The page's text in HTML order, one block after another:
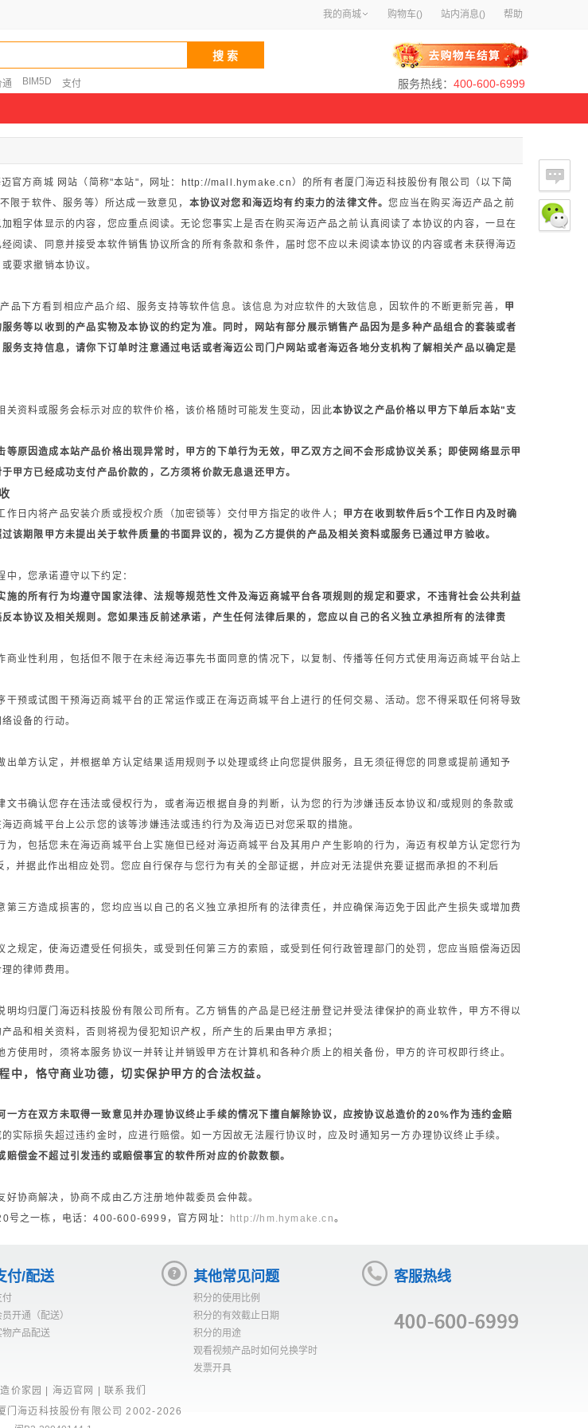
帮助
站内消息()
购物车()
我的商城
通 BIM5D 支付 服务热线： 400-600-6999
官方商城 网站（简称"本站"，网址：http://mall.hymake.cn）的所有者厦门海迈科技股份有限公司（以下简
限于软件、服务等）所达成一致意见， 本协议对您和海迈均有约束力的法律文件。您应当在购买海迈产品之前
粗字体显示的内容，您应重点阅读。无论您事实上是否在购买海迈产品之前认真阅读了本协议的内容，一旦在
阅读、同意并接受本软件销售协议所含的所有条款和条件，届时您不应以未阅读本协议的内容或者未获得海迈
要求撤销本协议。
品下方看到相应产品介绍、服务支持等软件信息。该信息为对应软件的大致信息，因软件的不断更新完善， 甲
务等以收到的产品实物及本协议的约定为准。同时，网站有部分展示销售产品因为是多种产品组合的套装或者
务支持信息，请你下订单时注意通过电话或者海迈公司门户网站或者海迈各地分支机构了解相关产品以确定是
关资料或服务会标示对应的软件价格，该价格随时可能发生变动，因此本协议之产品价格以甲方下单后本站"支
原因造成本站产品价格出现异常时，甲方的下单行为无效，甲乙双方之间不会形成协议关系；即使网络显示甲
甲方已经成功支付产品价款的，乙方须将价款无息退还甲方。
日内将产品安装介质或授权介质（加密锁等）交付甲方指定的收件人； 甲方在收到软件后5个工作日内及时确
该期限甲方未提出关于软件质量的书面异议的，视为乙方提供的产品及相关资料或服务已通过甲方验收。
中，您承诺遵守以下约定：
施的所有行为均遵守国家法律、法规等规范性文件及海迈商城平台各项规则的规定和要求，不违背社会公共利益
本协议及相关规则。您如果违反前述承诺，产生任何法律后果的，您应以自己的名义独立承担所有的法律责
商业性利用，包括但不限于在未经海迈事先书面同意的情况下，以复制、传播等任何方式使用海迈商城平台站上
干预或试图干预海迈商城平台的正常运作或正在海迈商城平台上进行的任何交易、活动。您不得采取任何将导致
设备的行动。
出单方认定，并根据单方认定结果适用规则予以处理或终止向您提供服务，且无须征得您的同意或提前通知予
文书确认您存在违法或侵权行为，或者海迈根据自身的判断，认为您的行为涉嫌违反本协议和/或规则的条款或
迈商城平台上公示您的该等涉嫌违法或违约行为及海迈已对您采取的措施。
为，包括您未在海迈商城平台上实施但已经对海迈商城平台及其用户产生影响的行为，海迈有权单方认定您行为
并据此作出相应处罚。您应自行保存与您行为有关的全部证据，并应对无法提供充要证据而承担的不利后
第三方造成损害的，您均应当以自己的名义独立承担所有的法律责任，并应确保海迈免于因此产生损失或增加费
之规定，使海迈遭受任何损失，或受到任何第三方的索赔，或受到任何行政管理部门的处罚，您应当赔偿海迈因
的律师费用。
明均归厦门海迈科技股份有限公司所有。乙方销售的产品是已经注册登记并受法律保护的商业软件，甲方不得以
品和相关资料，否则将视为侵犯知识产权，所产生的后果由甲方承担；
使用时，须将本服务协议一并转让并销毁甲方在计算机和各种介质上的相关备份，甲方的许可权即行终止。
中，恪守商业功德，切实保护甲方的合法权益。
一方在双方未取得一致意见并办理协议终止手续的情况下擅自解除协议，应按协议总造价的20%作为违约金赔
实际损失超过违约金时，应进行赔偿。如一方因故无法履行协议时，应及时通知另一方办理协议终止手续。
偿金不超过引发违约或赔偿事宜的软件所对应的价款数额。
协商解决，协商不成由乙方注册地仲裁委员会仲裁。
号之一栋，电话：400-600-6999，官方网址：
http://hm.hymake.cn。
付/配送
付
员开通（配送）
物产品配送
其他常见问题
积分的使用比例
积分的有效截止日期
积分的用途
观看视频产品时如何兑换学时
发票开具
客服热线
价家园 海迈官网 |联系我们
门海迈科技股份有限公司 2002-2026